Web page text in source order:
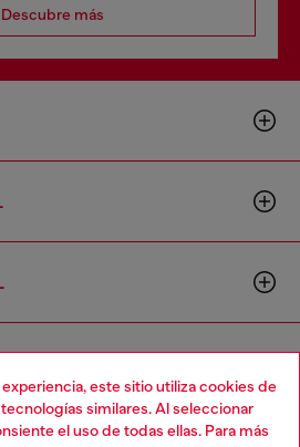
este sitio utiliza cookies de
similares. Al seleccionar
el uso de todas ellas. Para más
Descubre más